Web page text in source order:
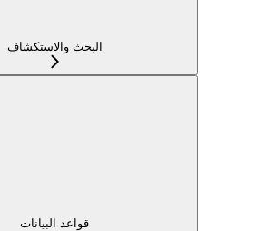
البحث والاستكشاف
قواعد البيانات